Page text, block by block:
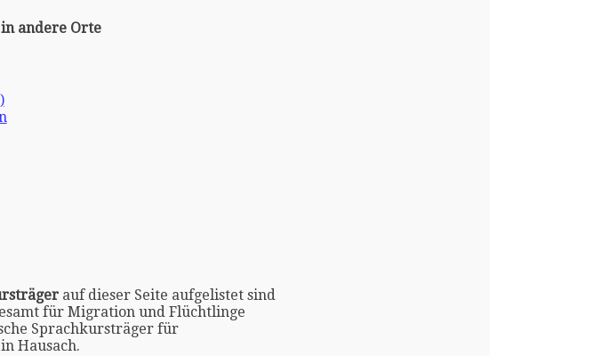
andere Orte
auf dieser Seite aufgelistet sind
für Migration und Flüchtlinge
Sprachkursträger für
Hausach.